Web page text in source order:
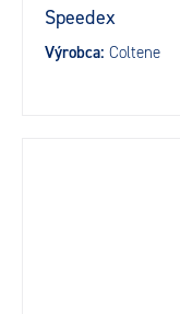
Speedex
Výrobca: Coltene